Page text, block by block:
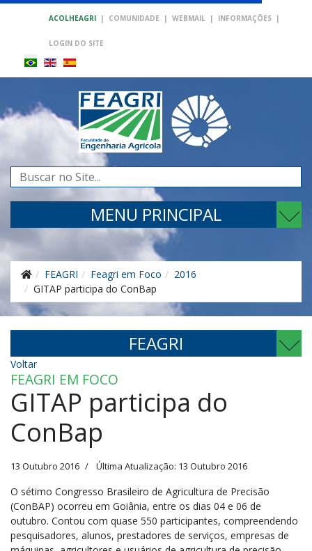
ACOLHEAGRI | COMUNIDADE | WEBMAIL | INFORMAÇÕES |
LOGIN DO SITE
Pesquisar...
MENU PRINCIPAL
FEAGRI Feagri em Foco
2016
GITAP participa do ConBap
FEAGRI
Voltar
FEAGRI EM FOCO
GITAP participa do
ConBap
13 Outubro 2016 Última Atualização: 13 Outubro 2016
O sétimo Congresso Brasileiro de Agricultura de Precisão
(ConBAP) ocorreu em Goiânia, entre os dias 04 e 06 de
outubro. Contou com quase 550 participantes, compreendendo
pesquisadores, alunos, prestadores de serviços, empresas de